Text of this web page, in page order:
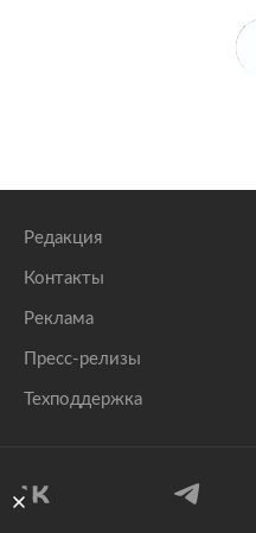
Редакция
Контакты
Реклама
Пресс-релизы
Техподдержка